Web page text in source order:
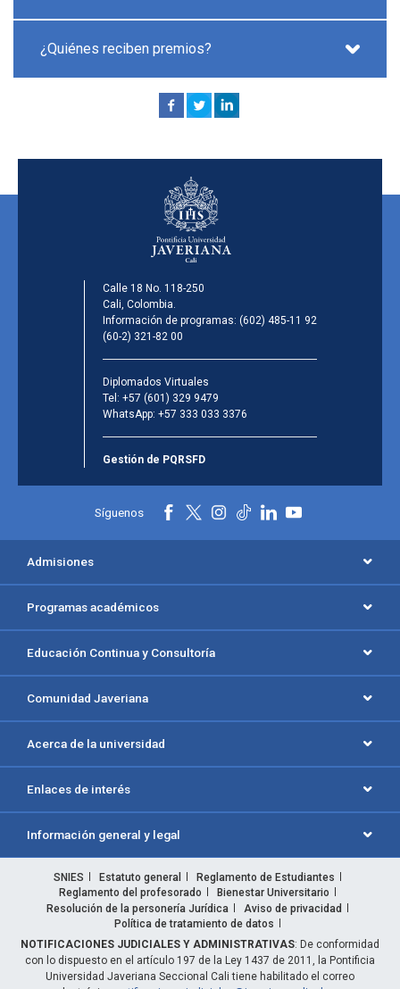
¿Quiénes reciben premios?
Calle 18 No. 118-250
Cali, Colombia.
Información de programas: (602) 485-11 92
(60-2) 321-82 00
Diplomados Virtuales
Tel: +57 (601) 329 9479
WhatsApp: +57 333 033 3376
Gestión de PQRSFD
Síguenos
Admisiones
Programas académicos
Educación Continua y Consultoría
Comunidad Javeriana
Acerca de la universidad
Enlaces de interés
Información general y legal
SNIES Estatuto general
Reglamento de Estudiantes
Reglamento del profesorado
Bienestar Universitario
Resolución de la personería Jurídica
Aviso de privacidad
Política de tratamiento de datos
NOTIFICACIONES JUDICIALES Y ADMINISTRATIVAS: De conformidad
con lo dispuesto en el artículo 197 de la Ley 1437 de 2011, la Pontificia
Universidad Javeriana Seccional Cali tiene habilitado el correo